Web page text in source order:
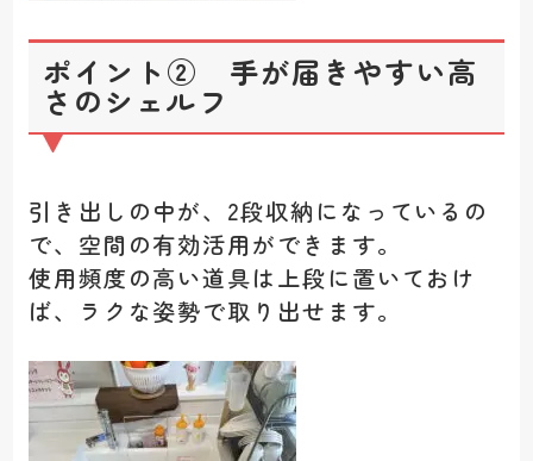
ポイント② 手が届きやすい高
さのシェルフ
引き出しの中が、2段収納になっているの
で、空間の有効活用ができます。
使用頻度の高い道具は上段に置いておけ
ば、ラクな姿勢で取り出せます。